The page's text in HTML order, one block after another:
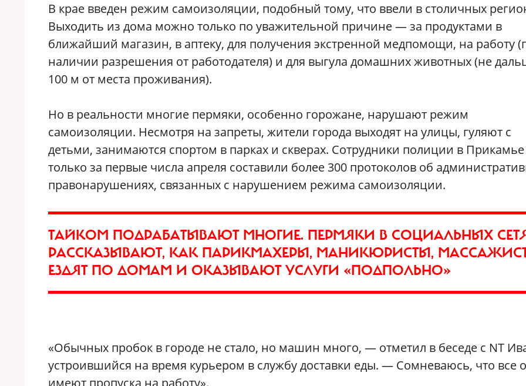
В крае введен режим самоизоляции, подобный тому, что ввели в столичных
Выходить из дома можно только по уважительной причине — за продуктами в
ближайший магазин, в аптеку, для получения экстренной медпомощи, на работу
наличии разрешения от работодателя) и для выгула домашних животных (не
100 м от места проживания).
Но в реальности многие пермяки, особенно горожане, нарушают режим
самоизоляции. Несмотря на запреты, жители города выходят на улицы, гуляют с
детьми, занимаются спортом в парках и скверах. Сотрудники полиции в Прикамье
только за первые числа апреля составили более 300 протоколов об
правонарушениях, связанных с нарушением режима самоизоляции.
ТАЙКОМ ПОДРАБАТЫВАЮТ МНОГИЕ. ПЕРМЯКИ В СОЦИАЛЬНЫХ
РАССКАЗЫВАЮТ, КАК ПАРИКМАХЕРЫ, МАНИКЮРИСТЫ,
ЕЗДЯТ ПО ДОМАМ И ОКАЗЫВАЮТ УСЛУГИ «ПОДПОЛЬНО»
«Обычных пробок в городе не стало, но машин много, — отметил в беседе с NT
устроившийся на время курьером в службу доставки еды. — Сомневаюсь, что все
имеют пропуска на работу».